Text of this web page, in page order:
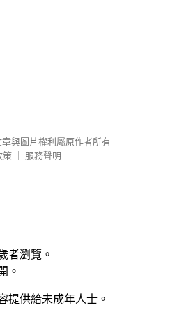
章與圖片權利屬原作者所有
策
服務聲明
者瀏覽。
。
提供給未成年人士。